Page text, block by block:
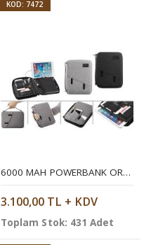
KOD: 7472
6000 MAH POWERBANK ORGANIZER
3.100,00 TL + KDV
Toplam Stok: 431 Adet